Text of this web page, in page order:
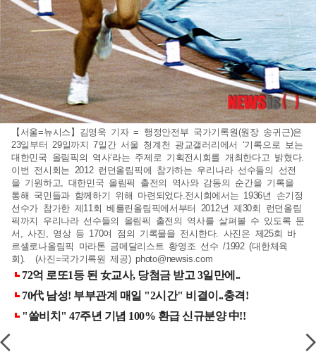
【서울=뉴시스】김영욱 기자 = 행정안전부 국가기록원(원장 송귀근)은
23일부터 29일까지 7일간 서울 청계천 광교갤러리에서 ‘기록으로 보는
대한민국 올림픽의 역사‘라는 주제로 기획전시회를 개최한다고 밝혔다.
이번 전시회는 2012 런던올림픽에 참가하는 우리나라 선수들의 선전
을 기원하고, 대한민국 올림픽 출전의 역사와 감동의 순간을 기록을
통해 국민들과 함께하기 위해 마련되었다.전시회에서는 1936년 손기정
선수가 참가한 제11회 베를린올림픽에서부터 2012년 제30회 런던올림
픽까지 우리나라 선수들의 올림픽 출전의 역사를 살펴볼 수 있도록 문
서, 사진, 영상 등 170여 점의 기록물을 전시한다. 사진은 제25회 바
르셀로나올림픽 마라톤 금메달리스트 황영조 선수 /1992 (대한체육
회). (사진=국가기록원 제공)photo@newsis.com